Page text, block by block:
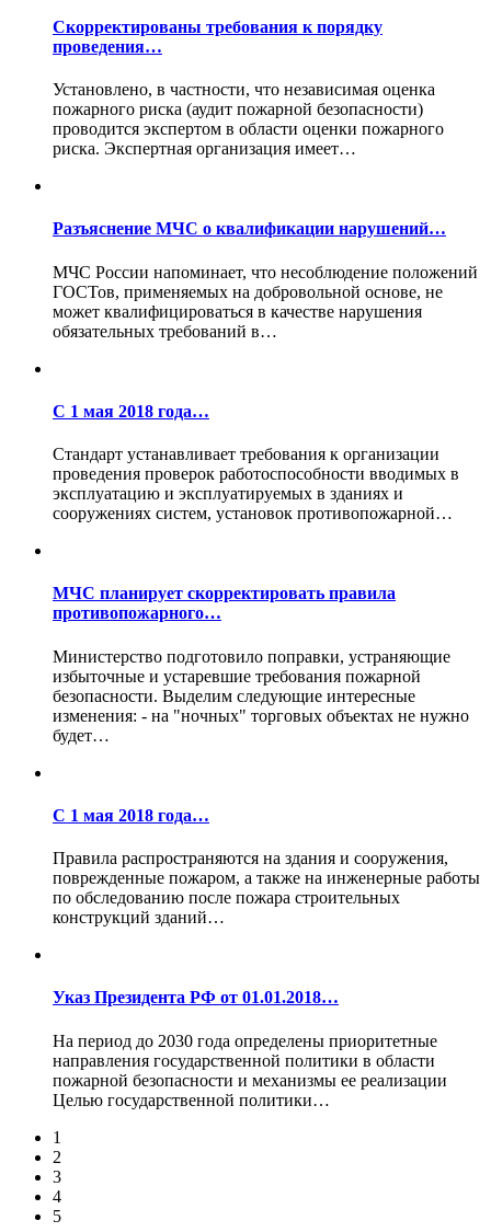
Скорректированы требования к порядку
проведения…
Установлено, в частности, что независимая оценка
пожарного риска (аудит пожарной безопасности)
проводится экспертом в области оценки пожарного
риска. Экспертная организация имеет…
Разъяснение МЧС о квалификации нарушений…
МЧС России напоминает, что несоблюдение положений
ГОСТов, применяемых на добровольной основе, не
может квалифицироваться в качестве нарушения
обязательных требований в…
С 1 мая 2018 года…
Стандарт устанавливает требования к организации
проведения проверок работоспособности вводимых в
эксплуатацию и эксплуатируемых в зданиях и
сооружениях систем, установок противопожарной…
МЧС планирует скорректировать правила
противопожарного…
Министерство подготовило поправки, устраняющие
избыточные и устаревшие требования пожарной
безопасности. Выделим следующие интересные
изменения: - на "ночных" торговых объектах не нужно
будет…
С 1 мая 2018 года…
Правила распространяются на здания и сооружения,
поврежденные пожаром, а также на инженерные работы
по обследованию после пожара строительных
конструкций зданий…
Указ Президента РФ от 01.01.2018…
На период до 2030 года определены приоритетные
направления государственной политики в области
пожарной безопасности и механизмы ее реализации
Целью государственной политики…
1
2
3
4
5